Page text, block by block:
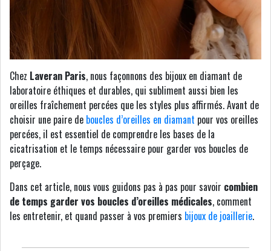
Chez Laveran Paris, nous façonnons des bijoux en diamant de
laboratoire éthiques et durables, qui subliment aussi bien les
oreilles fraîchement percées que les styles plus affirmés. Avant de
choisir une paire de boucles d’oreilles en diamant pour vos oreilles
percées, il est essentiel de comprendre les bases de la
cicatrisation et le temps nécessaire pour garder vos boucles de
perçage.
Dans cet article, nous vous guidons pas à pas pour savoir combien
de temps garder vos boucles d’oreilles médicales, comment
les entretenir, et quand passer à vos premiers bijoux de joaillerie.